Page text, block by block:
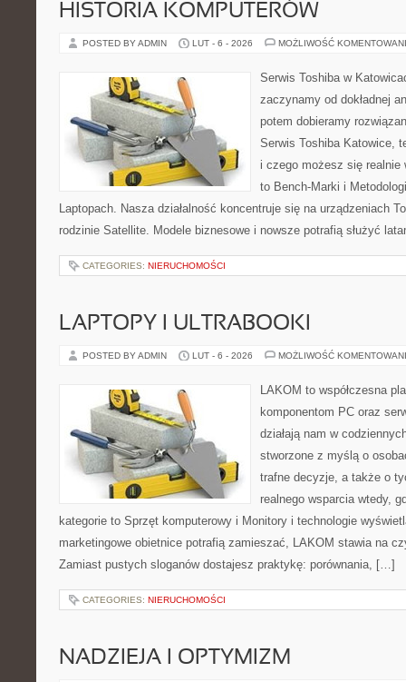
HISTORIA KOMPUTERÓW
POSTED BY ADMIN LUT - 6 - 2026 MOŻLIWOŚĆ
Serwis Toshiba w
zaczynamy od dokładnej
potem dobieramy
Serwis Toshiba Katowice,
i czego możesz się realnie
to Bench-Marki i
Laptopach. Nasza działalność koncentruje się na urządzeniach
rodzinie Satellite. Modele biznesowe i nowsze potrafią służyć
CATEGORIES: NIERUCHOMOŚCI
LAPTOPY I ULTRABOOKI
POSTED BY ADMIN LUT - 6 - 2026 MOŻLIWOŚĆ
LAKOM to współczesna
komponentom PC oraz
działają nam w
stworzone z myślą o
trafne decyzje, a także o
realnego wsparcia wtedy,
kategorie to Sprzęt komputerowy i Monitory i technologie
marketingowe obietnice potrafią zamieszać, LAKOM stawia na
Zamiast pustych sloganów dostajesz praktykę: porównania, […]
CATEGORIES: NIERUCHOMOŚCI
NADZIEJA I OPTYMIZM